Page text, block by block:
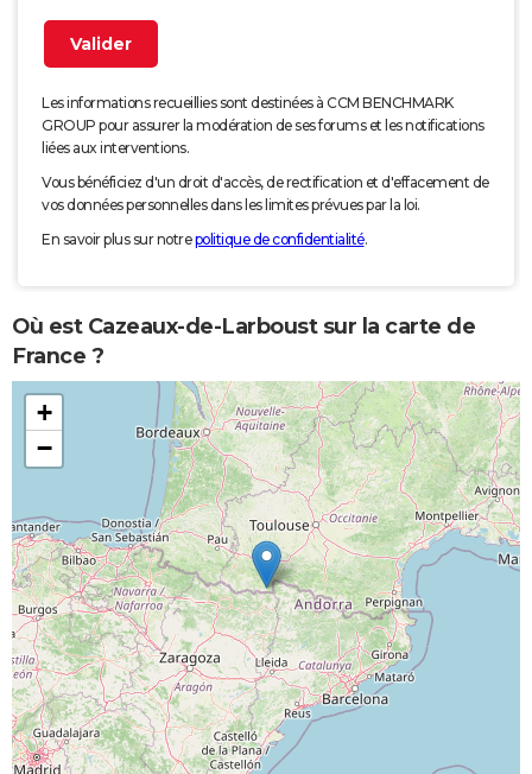
Les informations recueillies sont destinées à CCM BENCHMARK
GROUP pour assurer la modération de ses forums et les notifications
liées aux interventions.
Vous bénéficiez d'un droit d'accès, de rectification et d'effacement de
vos données personnelles dans les limites prévues par la loi.
En savoir plus sur notrepolitique de confidentialité.
Où est Cazeaux-de-Larboust sur la carte de
France ?
+
−